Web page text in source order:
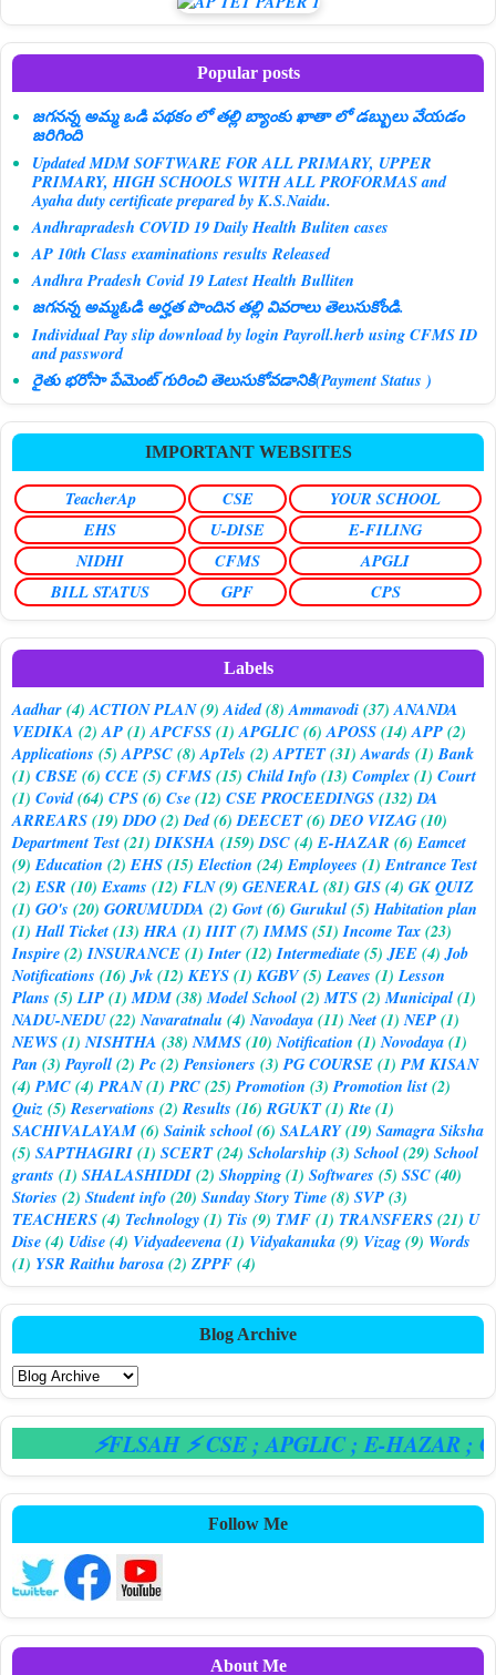
Popular posts
జగనన్న అమ్మ ఒడి పథకం లో తల్లి బ్యాంకు ఖాతా లో డబ్బులు వేయడం
జరిగింది
Updated MDM SOFTWARE FOR ALL PRIMARY, UPPER
PRIMARY, HIGH SCHOOLS WITH ALL PROFORMAS and
Ayaha duty certificate prepared by K.S.Naidu.
Andhrapradesh COVID 19 Daily Health Buliten cases
AP 10th Class examinations results Released
Andhra Pradesh Covid 19 Latest Health Bulliten
జగనన్న అమ్మఓడి అర్హత పొందిన తల్లి వివరాలు తెలుసుకోండి.
Individual Pay slip download by login Payroll.herb using CFMS ID
and password
రైతు భరోసా పేమెంట్ గురించి తెలుసుకోవడానికి(Payment Status )
IMPORTANT WEBSITES
TeacherAp CSE
YOUR SCHOOL
EHS
U-DISE
E-FILING
NIDHI
CFMS
APGLI
BILL STATUS
GPF CPS
Labels
Aadhar(4) ACTION PLAN(9) Aided(8) Ammavodi(37) ANANDA
VEDIKA (2) AP(1) APCFSS(1) APGLIC(6) APOSS(14) APP(2)
Applications (5) APPSC(8) ApTels (2) APTET(31) Awards (1) Bank
(1) CBSE(6) CCE(5) CFMS(15) Child Info(13) Complex(1) Court
(1) Covid(64) CPS(6) Cse(12) CSE PROCEEDINGS(132) DA
ARREARS(19) DDO(2) Ded(6) DEECET(6) DEO VIZAG(10)
Department Test(21) DIKSHA (159) DSC(4) E-HAZAR (6) Eamcet
(9) Education (2) EHS(15) Election (24) Employees (1) Entrance Test
(2) ESR (10) Exams (12) FLN(9) GENERAL(81) GIS(4) GK QUIZ
(1) GO's (20) GORUMUDDA (2) Govt(6) Gurukul(5) Habitation plan
(1) Hall Ticket(13) HRA (1) IIIT(7) IMMS(51) Income Tax(23)
Inspire(2) INSURANCE(1) Inter(12) Intermediate(5) JEE(4) Job
Notifications (16) Jvk(12) KEYS(1) KGBV(5) Leaves (1) Lesson
Plans (5) LIP(1) MDM(38) Model School(2) MTS(2) Municipal(1)
NADU-NEDU(22) Navaratnalu (4) Navodaya(11) Neet(1) NEP(1)
NEWS(1) NISHTHA (38) NMMS(10) Notification (1) Novodaya(1)
Pan (3) Payroll(2) Pc(2) Pensioners (3) PG COURSE(1) PM KISAN
(4) PMC(4) PRAN(1) PRC(25) Promotion (3) Promotion list(2)
Quiz(5) Reservations (2) Results (16) RGUKT(1) Rte(1)
SACHIVALAYAM(6) Sainik school(6) SALARY(19) Samagra Siksha
(5) SAPTHAGIRI(1) SCERT(24) Scholarship(3) School(29) School
grants (1) SHALASHIDDI(2) Shopping(1) Softwares (5) SSC(40)
Stories (2) Student info(20) Sunday Story Time(8) SVP(3)
TEACHERS(4) Technology(1) Tis (9) TMF(1) TRANSFERS(21) U
Dise(4) Udise(4) Vidyadeevena(1) Vidyakanuka(9) Vizag(9) Words
(1) YSR Raithu barosa(2) ZPPF(4)
Blog Archive
⚡FLSAH ⚡ CSE; APGLIC; E-HAZAR;
Follow Me
About Me